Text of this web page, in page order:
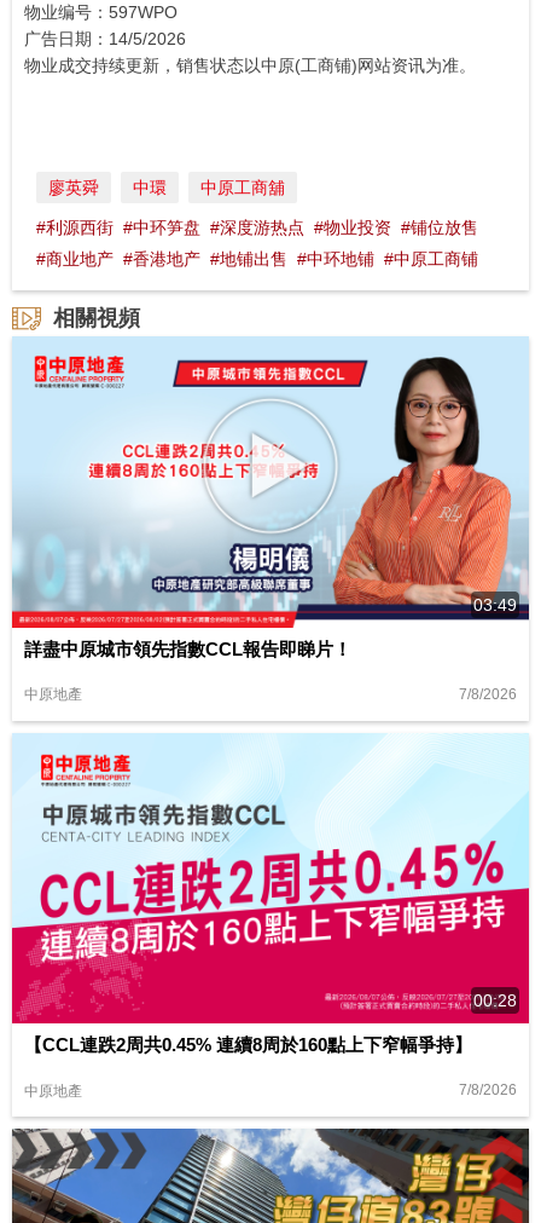
物业编号：597WPO
广告日期：14/5/2026
物业成交持续更新，销售状态以中原(工商铺)网站资讯为准。
廖英舜 中環 中原工商舖
#利源西街 #中环笋盘 #深度游热点 #物业投资 #铺位放售
#商业地产 #香港地产 #地铺出售 #中环地铺 #中原工商铺
相關視頻
03:49
詳盡中原城市領先指數CCL報告即睇片！
中原地產 7/8/2026
00:28
【CCL連跌2周共0.45% 連續8周於160點上下窄幅爭持】
中原地產 7/8/2026